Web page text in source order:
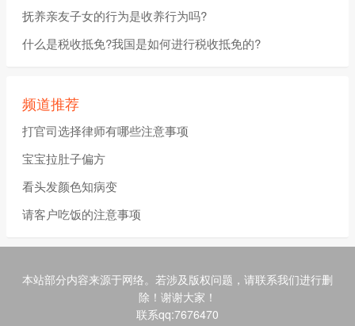
抚养亲友子女的行为是收养行为吗?
什么是税收抵免?我国是如何进行税收抵免的?
频道推荐
打官司选择律师有哪些注意事项
宝宝拉肚子偏方
看头发颜色知病变
请客户吃饭的注意事项
本站部分内容来源于网络。若涉及版权问题，请联系我们进行删
除！谢谢大家！
联系qq:7676470